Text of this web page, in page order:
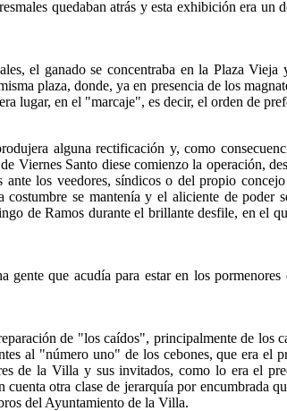
quedaban atrás y esta exhibición era un
el ganado se concentraba en la Plaza Vieja
plaza, donde, ya en presencia de los
lugar, en el "marcaje", es decir, el orden de
alguna rectificación y, como
Viernes Santo diese comienzo la operación,
los veedores, síndicos o del propio concejo
se mantenía y el aliciente de poder
de Ramos durante el brillante desfile, en el
que acudía para estar en los pormenores
de "los caídos", principalmente de los
al "número uno" de los cebones, que era el
de la Villa y sus invitados, como lo era el
otra clase de jerarquía por encumbrada
del Ayuntamiento de la Villa.